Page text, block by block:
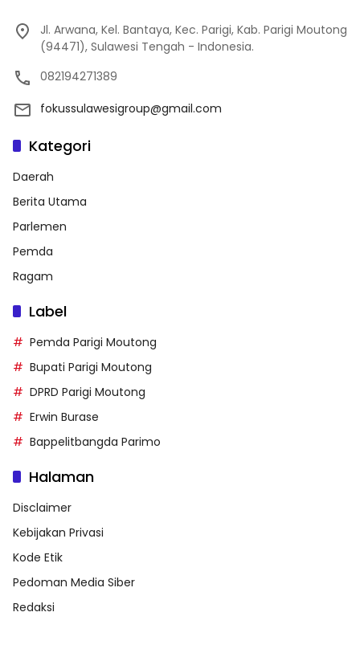
Jl. Arwana, Kel. Bantaya, Kec. Parigi, Kab. Parigi Moutong
(94471), Sulawesi Tengah - Indonesia.
082194271389
fokussulawesigroup@gmail.com
Kategori
Daerah
Berita Utama
Parlemen
Pemda
Ragam
Label
Pemda Parigi Moutong
Bupati Parigi Moutong
DPRD Parigi Moutong
Erwin Burase
Bappelitbangda Parimo
Halaman
Disclaimer
Kebijakan Privasi
Kode Etik
Pedoman Media Siber
Redaksi